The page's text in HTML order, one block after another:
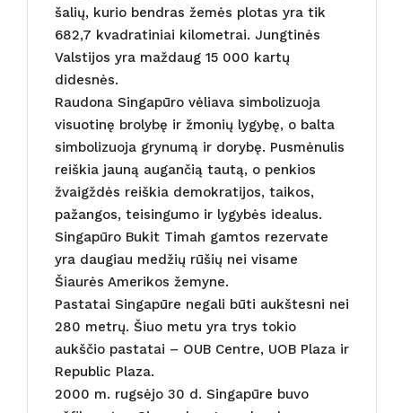
šalių, kurio bendras žemės plotas yra tik
682,7 kvadratiniai kilometrai. Jungtinės
Valstijos yra maždaug 15 000 kartų
didesnės.
Raudona Singapūro vėliava simbolizuoja
visuotinę brolybę ir žmonių lygybę, o balta
simbolizuoja grynumą ir dorybę. Pusmėnulis
reiškia jauną augančią tautą, o penkios
žvaigždės reiškia demokratijos, taikos,
pažangos, teisingumo ir lygybės idealus.
Singapūro Bukit Timah gamtos rezervate
yra daugiau medžių rūšių nei visame
Šiaurės Amerikos žemyne.
Pastatai Singapūre negali būti aukštesni nei
280 metrų. Šiuo metu yra trys tokio
aukščio pastatai – OUB Centre, UOB Plaza ir
Republic Plaza.
2000 m. rugsėjo 30 d. Singapūre buvo